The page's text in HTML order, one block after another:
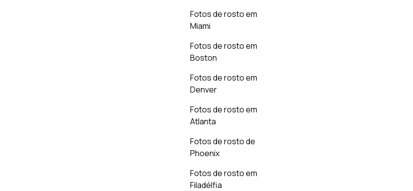
Fotos de rosto em
Miami
Fotos de rosto em
Boston
Fotos de rosto em
Denver
Fotos de rosto em
Atlanta
Fotos de rosto de
Phoenix
Fotos de rosto em
Filadélfia